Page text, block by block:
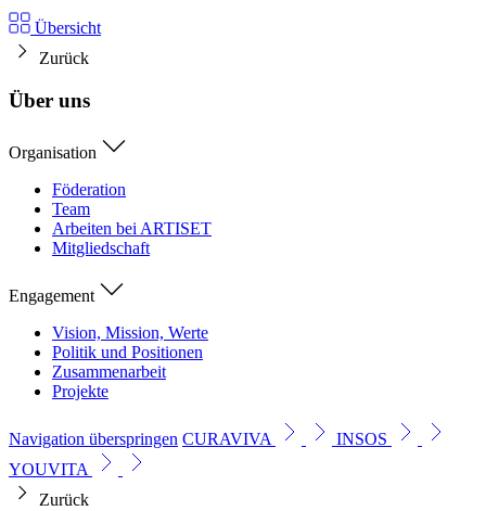
Übersicht
Zurück
Über uns
Organisation
Föderation
Team
Arbeiten bei ARTISET
Mitgliedschaft
Engagement
Vision, Mission, Werte
Politik und Positionen
Zusammenarbeit
Projekte
Navigation überspringen CURAVIVA
INSOS
YOUVITA
Zurück